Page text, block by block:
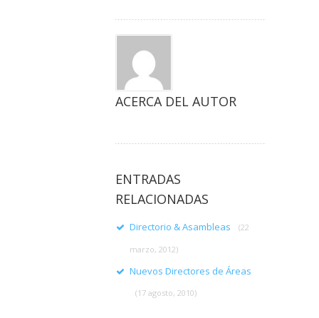
ACERCA DEL AUTOR
ENTRADAS
RELACIONADAS
Directorio & Asambleas (22
marzo, 2012)
Nuevos Directores de Áreas
(17 agosto, 2010)